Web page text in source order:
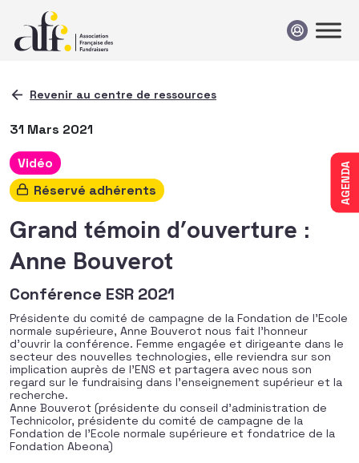
AGENDA
Revenir au centre de ressources
31 Mars 2021
Vidéo
Réservé adhérents
Grand témoin d’ouverture :
Anne Bouverot
Conférence ESR 2021
Présidente du comité de campagne de la Fondation de l’Ecole
normale supérieure, Anne Bouverot nous fait l’honneur
d’ouvrir la conférence. Femme engagée et dirigeante dans le
secteur des nouvelles technologies, elle reviendra sur son
implication auprès de l’ENS et partagera avec nous son
regard sur le fundraising dans l’enseignement supérieur et la
recherche.
Anne Bouverot (présidente du conseil d’administration de
Technicolor, présidente du comité de campagne de la
Fondation de l’Ecole normale supérieure et fondatrice de la
Fondation Abeona)